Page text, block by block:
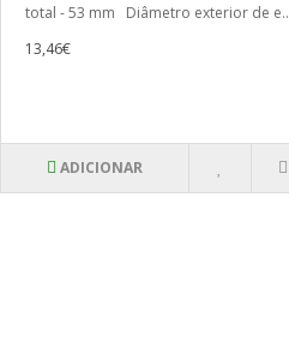
total - 53 mm Diâmetro exterior de e..
13,46€
ADICIONAR